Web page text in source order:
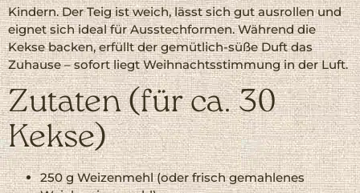
Kindern. Der Teig ist weich, lässt sich gut ausrollen und
eignet sich ideal für Ausstechformen. Während die
Kekse backen, erfüllt der gemütlich-süße Duft das
Zuhause – sofort liegt Weihnachtsstimmung in der Luft.
Zutaten (für ca. 30
Kekse)
250 g Weizenmehl (oder frisch gemahlenes